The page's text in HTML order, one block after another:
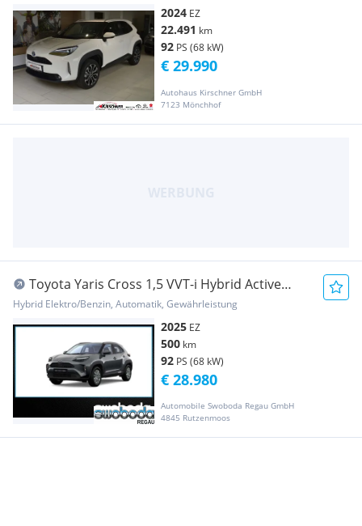
2024 EZ
22.491 km
92 PS (68 kW)
Autohaus Kirschner GmbH
7123 Mönchhof
€ 29.990
Toyota Yaris Cross 1,5 VVT-i Hybrid Active
Drive Aut.
Hybrid Elektro/Benzin, Automatik, Gewährleistung
2025 EZ
500 km
92 PS (68 kW)
Automobile Swoboda Regau GmbH
4845 Rutzenmoos
€ 28.980